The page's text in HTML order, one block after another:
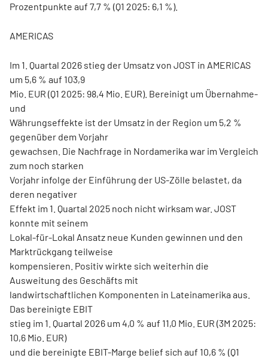
Prozentpunkte auf 7,7 % (Q1 2025: 6,1 %).
AMERICAS
Im 1. Quartal 2026 stieg der Umsatz von JOST in AMERICAS
um 5,6 % auf 103,9
Mio. EUR (Q1 2025: 98,4 Mio. EUR). Bereinigt um Übernahme-
und
Währungseffekte ist der Umsatz in der Region um 5,2 %
gegenüber dem Vorjahr
gewachsen. Die Nachfrage in Nordamerika war im Vergleich
zum noch starken
Vorjahr infolge der Einführung der US-Zölle belastet, da
deren negativer
Effekt im 1. Quartal 2025 noch nicht wirksam war. JOST
konnte mit seinem
Lokal-für-Lokal Ansatz neue Kunden gewinnen und den
Marktrückgang teilweise
kompensieren. Positiv wirkte sich weiterhin die
Ausweitung des Geschäfts mit
landwirtschaftlichen Komponenten in Lateinamerika aus.
Das bereinigte EBIT
stieg im 1. Quartal 2026 um 4,0 % auf 11,0 Mio. EUR (3M 2025:
10,6 Mio. EUR)
und die bereinigte EBIT-Marge belief sich auf 10,6 % (Q1